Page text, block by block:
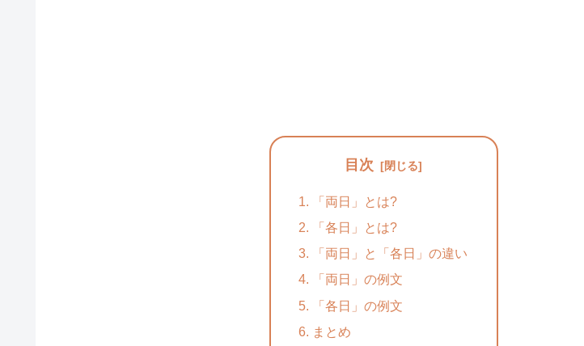
目次
「両日」とは?
「各日」とは?
「両日」と「各日」の違い
「両日」の例文
「各日」の例文
まとめ